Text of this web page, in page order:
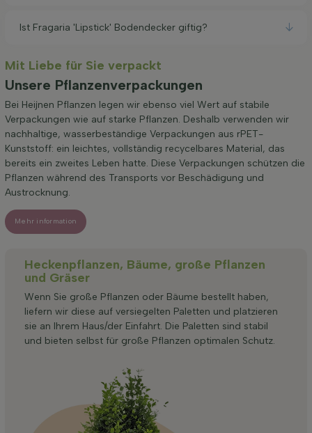
Ist Fragaria 'Lipstick' Bodendecker giftig?
Mit Liebe für Sie verpackt
Unsere Pflanzenverpackungen
Bei Heijnen Pflanzen legen wir ebenso viel Wert auf stabile
Verpackungen wie auf starke Pflanzen. Deshalb verwenden wir
nachhaltige, wasserbeständige Verpackungen aus rPET-
Kunststoff: ein leichtes, vollständig recycelbares Material, das
bereits ein zweites Leben hatte. Diese Verpackungen schützen die
Pflanzen während des Transports vor Beschädigung und
Austrocknung.
Mehr information
Heckenpflanzen, Bäume, große Pflanzen
und Gräser
Wenn Sie große Pflanzen oder Bäume bestellt haben,
liefern wir diese auf versiegelten Paletten und platzieren
sie an Ihrem Haus/der Einfahrt. Die Paletten sind stabil
und bieten selbst für große Pflanzen optimalen Schutz.